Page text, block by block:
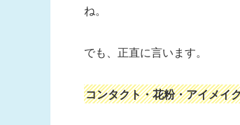
ね。
でも、正直に言います。
コンタクト・花粉・アイメイ